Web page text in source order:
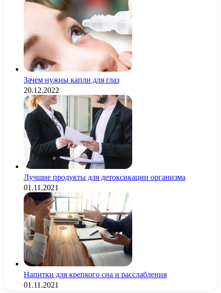
Зачем нужны капли для глаз
20.12.2022
Лучшие продукты для детоксикации организма
01.11.2021
Напитки для крепкого сна и расслабления
01.11.2021